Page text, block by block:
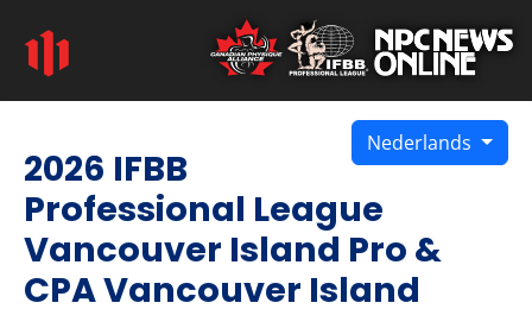
Nederlands
2026 IFBB
Professional League
Vancouver Island Pro &
CPA Vancouver Island